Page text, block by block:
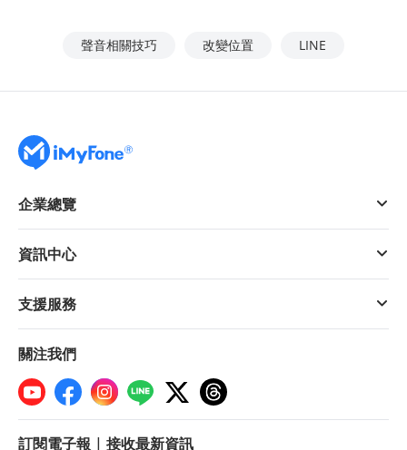
聲音相關技巧 改變位置 LINE
企業總覽
資訊中心
支援服務
關注我們
訂閱電子報 | 接收最新資訊